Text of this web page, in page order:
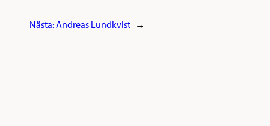
Nästa:Andreas Lundkvist →